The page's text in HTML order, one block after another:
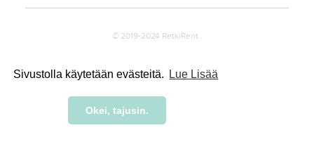
Sivustolla käytetään evästeitä. Lue Lisää
Okei, tajusin.
© 2019-2024 RetkiRent .